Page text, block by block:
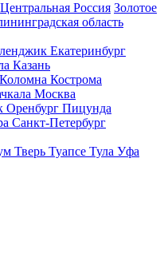
Центральная Россия Золотое
область
Екатеринбург
Казань
Коломна Кострома
Москва
Оренбург Пицунда
Санкт-Петербург
Тверь Туапсе Тула Уфа